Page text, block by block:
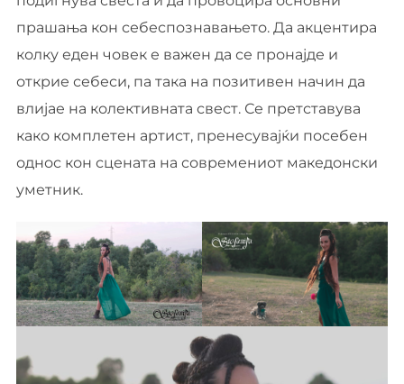
прашања кон себеспознавањето. Да акцентира
колку еден човек е важен да се пронајде и
открие себеси, па така на позитивен начин да
влијае на колективната свест. Се претставува
како комплетен артист, пренесувајќи посебен
однос кон сцената на современиот македонски
уметник.